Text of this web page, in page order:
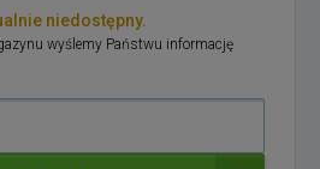
niedostępny.
wyślemy Państwu informację